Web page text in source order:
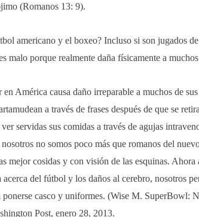
(Romanos 13: 9).
americano y el boxeo? Incluso si son jugados
malo porque realmente daña físicamente a
América causa daño irreparable a muchos de
a través de frases después de que se
servidas sus comidas a través de agujas
no somos poco más que romanos del
mejor cosidas y con visión de las esquinas. Ahora
del fútbol y los daños al cerebro, nosotros
ponerse casco y uniformes. (Wise M. SuperBowl:
Post, enero 28, 2013.